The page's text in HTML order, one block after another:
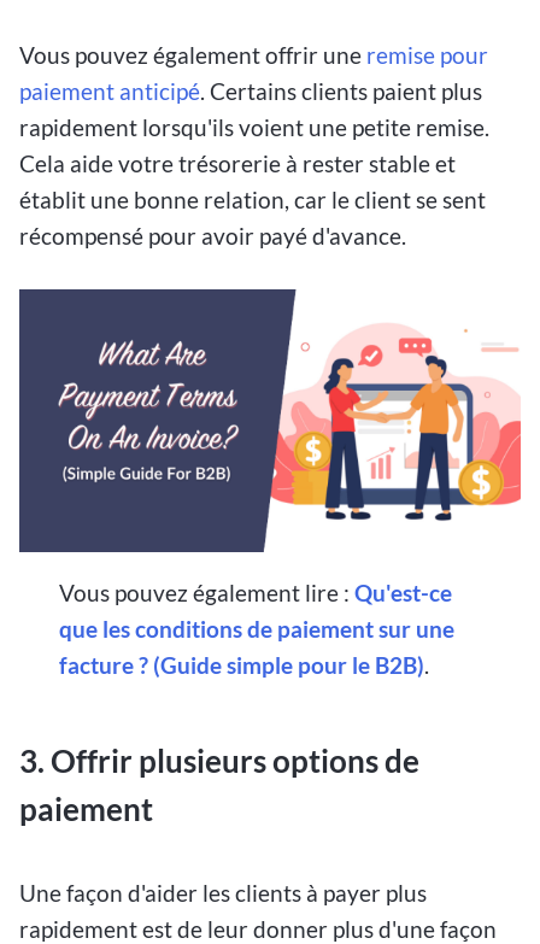
Vous pouvez également offrir une remise pour
paiement anticipé. Certains clients paient plus
rapidement lorsqu'ils voient une petite remise.
Cela aide votre trésorerie à rester stable et
établit une bonne relation, car le client se sent
récompensé pour avoir payé d'avance.
Vous pouvez également lire :Qu'est-ce
que les conditions de paiement sur une
facture ? (Guide simple pour le B2B).
3. Offrir plusieurs options de
paiement
Une façon d'aider les clients à payer plus
rapidement est de leur donner plus d'une façon